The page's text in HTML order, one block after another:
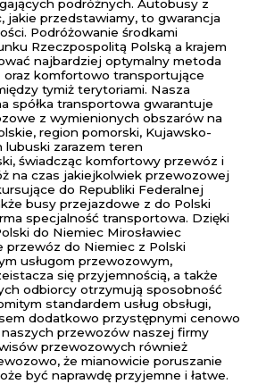
podróżnych. Autobusy z
jakie przedstawiamy, to gwarancja
Podróżowanie środkami
Rzeczpospolitą Polską a krajem
najbardziej optymalny metoda
oraz komfortowo transportujące
tymiż terytoriami. Nasza
spółka transportowa gwarantuje
z wymienionych obszarów na
region pomorski, Kujawsko-
lubuski zarazem teren
świadcząc komfortowy przewóz i
na czas jakiejkolwiek przewozowej
do Republiki Federalnej
busy przejazdowe z do Polski
specjalność transportowa. Dzięki
do Niemiec Mirosławiec
przewóz do Niemiec z Polski
usługom przewozowym,
się przyjemnością, a także
odbiorcy otrzymują sposobność
standardem usług obsługi,
dodatkowo przystępnymi cenowo
przewozów naszej firmy
przewozowych również
że mianowicie poruszanie
być naprawdę przyjemne i łatwe.